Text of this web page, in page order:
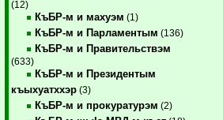
(12)
КъБР-м и махуэм (1)
КъБР-м и Парламентым (136)
КъБР-м и Правительствэм
(633)
КъБР-м и Президентым
къыхуатххэр (3)
КъБР-м и прокуратурэм (2)